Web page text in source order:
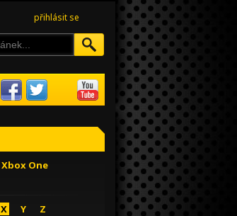
přihlásit se
Xbox One
X Y Z